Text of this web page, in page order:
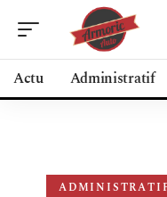
Actu Administratif